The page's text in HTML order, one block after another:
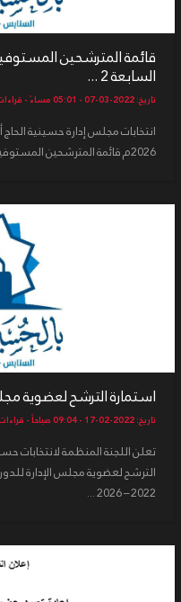
قائمة المترشحين
السابعة 2 ...
تاريخ: 2022-03-07 - 05:01 مساءً - قراءات: 5166
2026م قائمة المترشحين المستوفين للشروط...
استمارة الترشح لعضوية
تاريخ: 2022-02-17 - 09:04 صباحاً - قراءات: 1956
تعلن اللجنة المنظمة لانتخابات
2022 – 2026 ...